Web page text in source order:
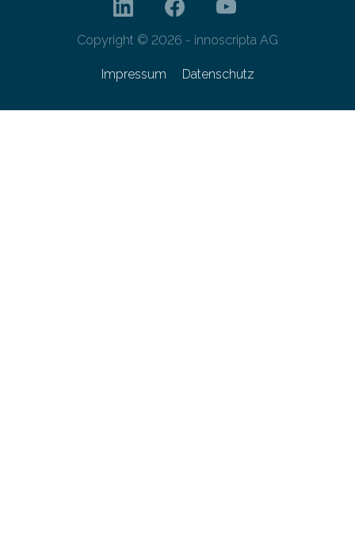
Copyright © 2026 - innoscripta AG
Impressum Datenschutz